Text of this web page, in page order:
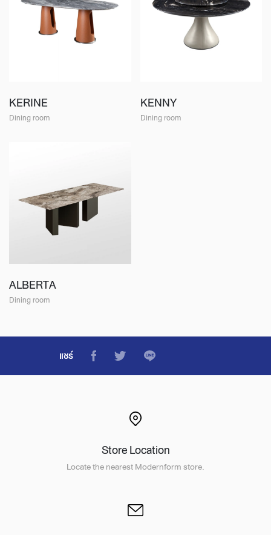
KERINE
Dining room
KENNY
Dining room
ALBERTA
Dining room
แชร์
Store Location
Locate the nearest Modernform store.